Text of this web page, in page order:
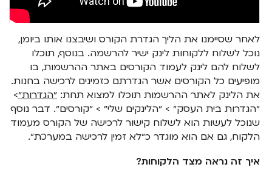
לאחר שסיימנו את הליך הגדרת הקורס ושיבצנו אותו ביומן,
נוכל לשלוח ללקוחות לינק ישיר להרשמה. בנוסף, תוכלו
לשלוח להם לינק לעמוד הקורסים באתר ההרשמות, בו
מופיעים כל הקורסים אשר הגדרתם כזמינים לרכישה בחנות.
את הלינק לאתר ההרשמות תוכלו למצוא תחת: ״הגדרות״>
״הגדרות בית העסק״ > ״הלינקים שלי״ > ״קורסים״. דבר נוסף
שנוכל לעשות הוא לשלוח קישור לרכישה של הקורס מעמוד
הלקוח, גם אם הוא מוגדר כ״לא זמין לרכישה במערכת״.
איך זה נראה מצד הלקוחות?